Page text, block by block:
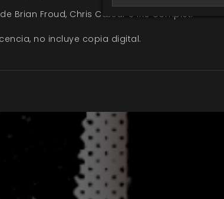
Brian Froud, Chris Cæsar e Iris Compiet.
no incluye copia digital.